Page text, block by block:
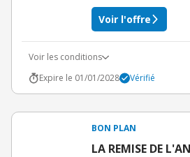
Voir l'offre
Voir les conditions
Expire le 01/01/2028
Vérifié
BON PLAN
LA REMISE DE